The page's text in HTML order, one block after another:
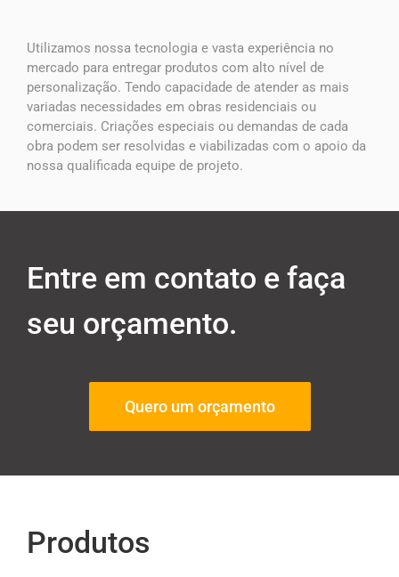
Utilizamos nossa tecnologia e vasta experiência no
mercado para entregar produtos com alto nível de
personalização. Tendo capacidade de atender as mais
variadas necessidades em obras residenciais ou
comerciais. Criações especiais ou demandas de cada
obra podem ser resolvidas e viabilizadas com o apoio da
nossa qualificada equipe de projeto.
Entre em contato e faça
seu orçamento.
Quero um orçamento
Produtos